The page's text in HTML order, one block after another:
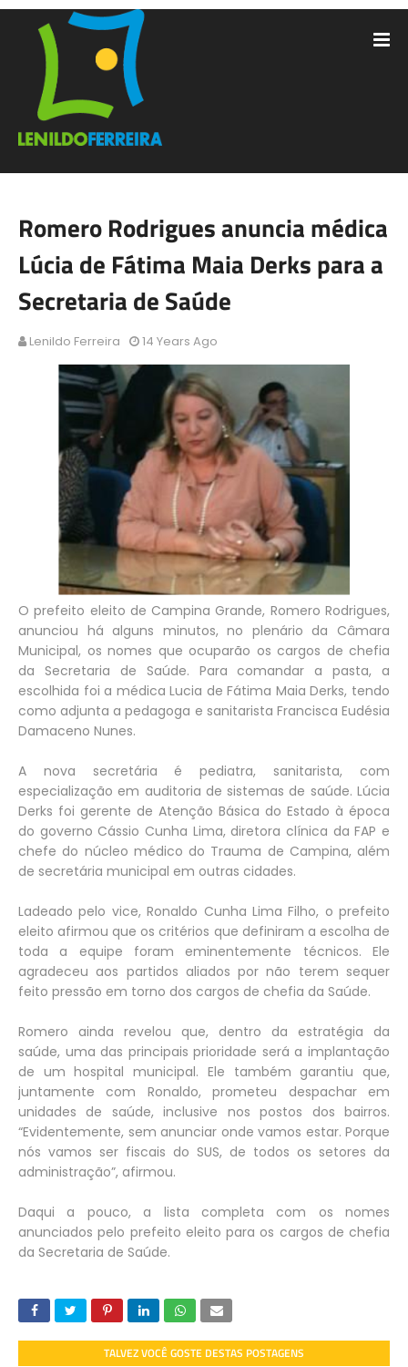
Romero Rodrigues anuncia médica
Lúcia de Fátima Maia Derks para a
Secretaria de Saúde
Lenildo Ferreira 14 Years Ago
O prefeito eleito de Campina Grande, Romero Rodrigues,
anunciou há alguns minutos, no plenário da Câmara
Municipal, os nomes que ocuparão os cargos de chefia
da Secretaria de Saúde. Para comandar a pasta, a
escolhida foi a médica Lucia de Fátima Maia Derks, tendo
como adjunta a pedagoga e sanitarista Francisca Eudésia
Damaceno Nunes.
A nova secretária é pediatra, sanitarista, com
especialização em auditoria de sistemas de saúde. Lúcia
Derks foi gerente de Atenção Básica do Estado à época
do governo Cássio Cunha Lima, diretora clínica da FAP e
chefe do núcleo médico do Trauma de Campina, além
de secretária municipal em outras cidades.
Ladeado pelo vice, Ronaldo Cunha Lima Filho, o prefeito
eleito afirmou que os critérios que definiram a escolha de
toda a equipe foram eminentemente técnicos. Ele
agradeceu aos partidos aliados por não terem sequer
feito pressão em torno dos cargos de chefia da Saúde.
Romero ainda revelou que, dentro da estratégia da
saúde, uma das principais prioridade será a implantação
de um hospital municipal. Ele também garantiu que,
juntamente com Ronaldo, prometeu despachar em
unidades de saúde, inclusive nos postos dos bairros.
“Evidentemente, sem anunciar onde vamos estar. Porque
nós vamos ser fiscais do SUS, de todos os setores da
administração”, afirmou.
Daqui a pouco, a lista completa com os nomes
anunciados pelo prefeito eleito para os cargos de chefia
da Secretaria de Saúde.
TALVEZ VOCÊ GOSTE DESTAS POSTAGENS